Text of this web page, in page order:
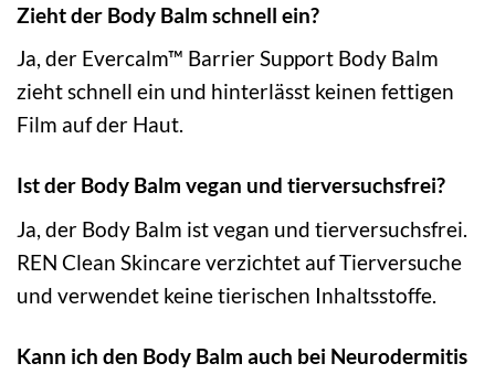
Zieht der Body Balm schnell ein?
Ja, der Evercalm™ Barrier Support Body Balm
zieht schnell ein und hinterlässt keinen fettigen
Film auf der Haut.
Ist der Body Balm vegan und tierversuchsfrei?
Ja, der Body Balm ist vegan und tierversuchsfrei.
REN Clean Skincare verzichtet auf Tierversuche
und verwendet keine tierischen Inhaltsstoffe.
Kann ich den Body Balm auch bei Neurodermitis